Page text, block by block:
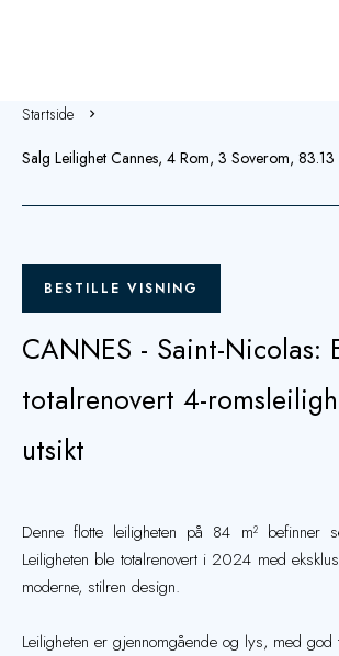
Startside
Salg Leilighet Cannes, 4 Rom, 3 Soverom,
BESTILLE VISNING
CANNES - Saint-Nicolas:
totalrenovert 4-
utsikt
Denne flotte leiligheten på 84 m² befinner
Leiligheten ble totalrenovert i 2024 med
moderne, stilren design.
Leiligheten er gjennomgående og lys, med god